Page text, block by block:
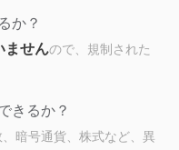
か？
ませんので、規制された
きるか？
暗号通貨、株式など、異